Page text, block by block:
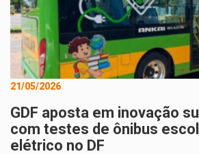
21/05/2026
GDF aposta em inovação
com testes de ônibus
elétrico no DF